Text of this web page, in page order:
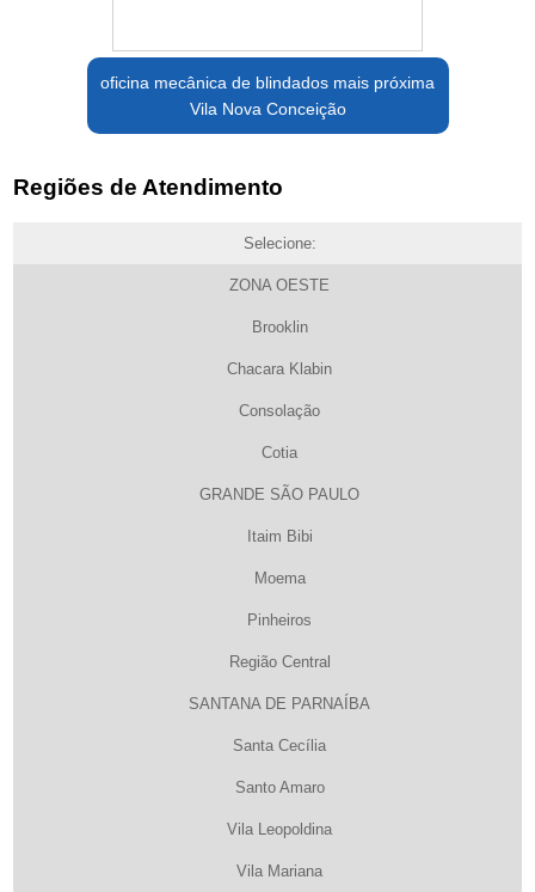
oficina mecânica de blindados mais próxima
Vila Nova Conceição
Regiões de Atendimento
Selecione:
ZONA OESTE
Brooklin
Chacara Klabin
Consolação
Cotia
GRANDE SÃO PAULO
Itaim Bibi
Moema
Pinheiros
Região Central
SANTANA DE PARNAÍBA
Santa Cecília
Santo Amaro
Vila Leopoldina
Vila Mariana